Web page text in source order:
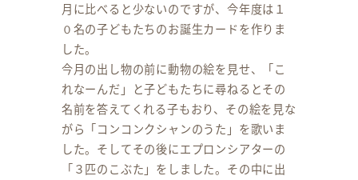
月に比べると少ないのですが、今年度は１
０名の子どもたちのお誕生カードを作りま
した。
今月の出し物の前に動物の絵を見せ、「こ
れなーんだ」と子どもたちに尋ねるとその
名前を答えてくれる子もおり、その絵を見な
がら「コンコンクシャンのうた」を歌いま
した。そしてその後にエプロンシアターの
「３匹のこぶた」をしました。その中に出